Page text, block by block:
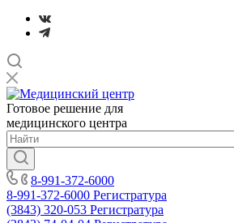
Готовое решение для
медицинского центра
8-991-372-6000
8-991-372-6000 Регистратура
(3843) 320-053 Регистратура